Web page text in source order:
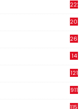
269
14
121
911
1150